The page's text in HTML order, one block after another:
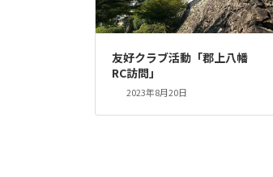
友好クラブ活動「郡上八幡
RC訪問」
2023年8月20日